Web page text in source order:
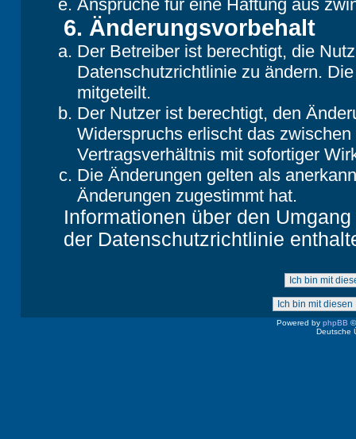
Ansprüche für eine Haftung aus
6. Änderungsvorbehalt
Der Betreiber ist berechtigt, die
Datenschutzrichtlinie zu ändern.
mitgeteilt.
Der Nutzer ist berechtigt, den
Widerspruchs erlischt das
Vertragsverhältnis mit sofortiger
Die Änderungen gelten als
Änderungen zugestimmt hat.
Informationen über den
der Datenschutzrichtlinie
Powered by phpBB
Deutsche